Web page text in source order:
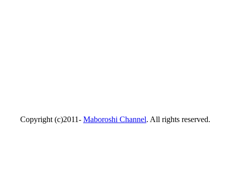
Copyright (c)2011- Maboroshi Channel. All rights reserved.